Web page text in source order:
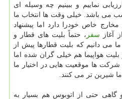
نماییم و ببینیم چه وسیله ای
می باشد. خیلی وقت ها انتخاب ما
خاص خودرا دارد اما پیشنهاد
آغاز سفر ، حتماً بلیت های قطار و
می دانیم كه بلیت قطارها پیش از
هواپیما هم خیلی گران شده اما
ها موقعیت هایی در اختیار ما
شیرین تر می كنند.
گاهی حتی از اتوبوس هم بسیار به